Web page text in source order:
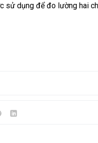
sử dụng để đo lường hai